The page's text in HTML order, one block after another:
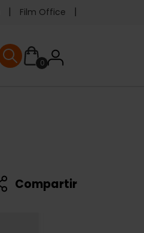
Film Office
0User
User menu
Compartir